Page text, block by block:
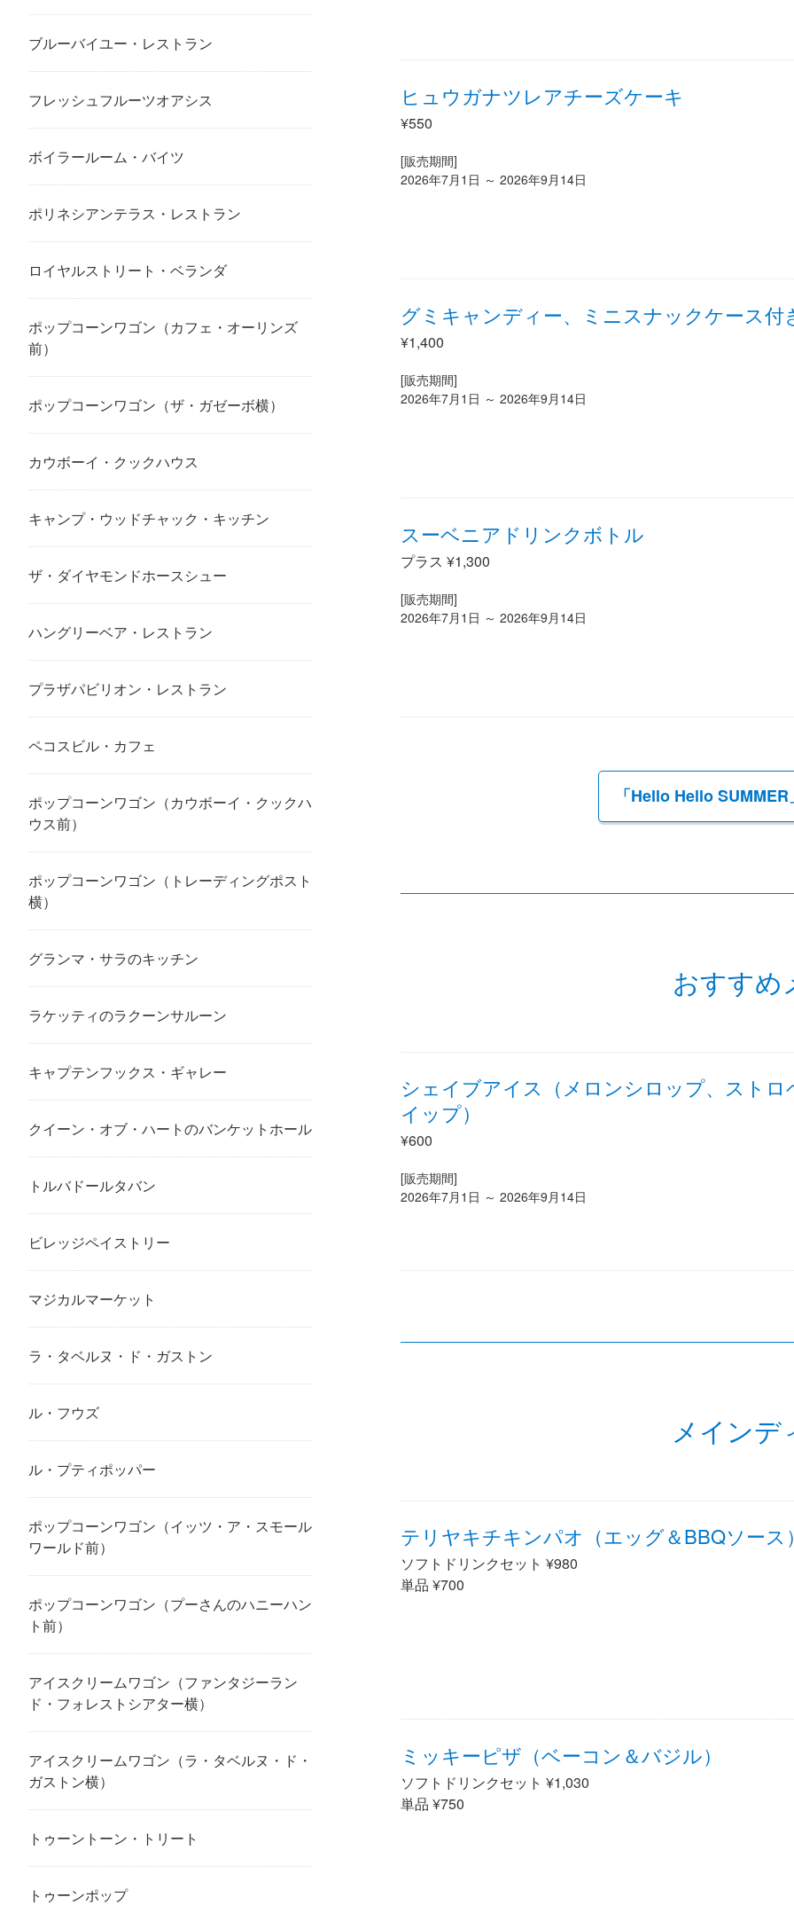
ヒュウガナツレアチーズケーキ
¥550
[販売期間]
2026年7月1日 ～ 2026年9月14日
グミキャンディー、ミニスナックケース付
¥1,400
[販売期間]
2026年7月1日 ～ 2026年9月14日
スーベニアドリンクボトル
プラス ¥1,300
[販売期間]
2026年7月1日 ～ 2026年9月14日
「Hello Hello
おすすめ
シェイブアイス（メロンシロップ、ストロ
イップ）
¥600
[販売期間]
2026年7月1日 ～ 2026年9月14日
メインデ
テリヤキチキンパオ（エッグ＆BBQソース
ソフトドリンクセット ¥980
単品 ¥700
ミッキーピザ（ベーコン＆バジル）
ソフトドリンクセット ¥1,030
単品 ¥750
ブルーバイユー・レストラン
フレッシュフルーツオアシス
ボイラールーム・バイツ
ポリネシアンテラス・レストラン
ロイヤルストリート・ベランダ
ポップコーンワゴン（カフェ・オーリンズ
前）
ポップコーンワゴン（ザ・ガゼーボ横）
カウボーイ・クックハウス
キャンプ・ウッドチャック・キッチン
ザ・ダイヤモンドホースシュー
ハングリーベア・レストラン
プラザパビリオン・レストラン
ペコスビル・カフェ
ポップコーンワゴン（カウボーイ・クックハ
ウス前）
ポップコーンワゴン（トレーディングポスト
横）
グランマ・サラのキッチン
ラケッティのラクーンサルーン
キャプテンフックス・ギャレー
クイーン・オブ・ハートのバンケットホール
トルバドールタバン
ビレッジペイストリー
マジカルマーケット
ラ・タベルヌ・ド・ガストン
ル・フウズ
ル・プティポッパー
ポップコーンワゴン（イッツ・ア・スモール
ワールド前）
ポップコーンワゴン（プーさんのハニーハン
ト前）
アイスクリームワゴン（ファンタジーラン
ド・フォレストシアター横）
アイスクリームワゴン（ラ・タベルヌ・ド・
ガストン横）
トゥーントーン・トリート
トゥーンポップ